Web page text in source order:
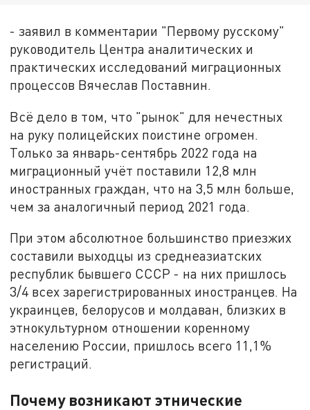
- заявил в комментарии "Первому русскому"
руководитель Центра аналитических и
практических исследований миграционных
процессов Вячеслав Поставнин.
Всё дело в том, что "рынок" для нечестных
на руку полицейских поистине огромен.
Только за январь-сентябрь 2022 года на
миграционный учёт поставили 12,8 млн
иностранных граждан, что на 3,5 млн больше,
чем за аналогичный период 2021 года.
При этом абсолютное большинство приезжих
составили выходцы из среднеазиатских
республик бывшего СССР - на них пришлось
3/4 всех зарегистрированных иностранцев. На
украинцев, белорусов и молдаван, близких в
этнокультурном отношении коренному
населению России, пришлось всего 11,1%
регистраций.
Почему возникают этнические